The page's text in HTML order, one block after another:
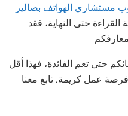
مستشاري الهواتف بصالير
القراءة حتى النهاية، فقد
حتى تعم الفائدة، فهذا أقل
عمل كريمة. تابع معنا